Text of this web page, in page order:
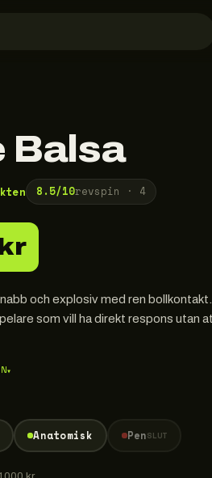
Balsa
8.5/10revspin · 4
och explosiv med ren
som vill ha direkt respons utan
▾
Anatomisk PenSLUT